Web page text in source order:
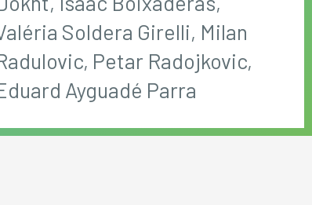
Soldera Girelli, Milan
Petar Radojkovic,
Ayguadé Parra